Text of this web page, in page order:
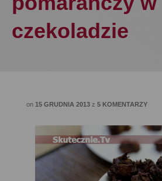
czekoladzie
on 15 GRUDNIA 2013 z 5 KOMENTARZY